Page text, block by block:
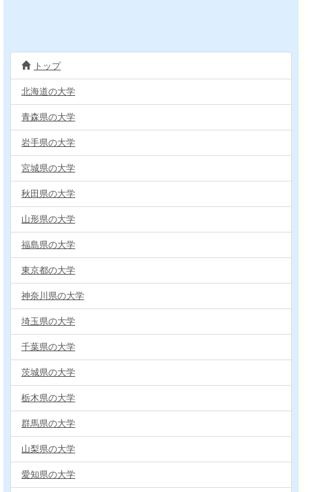
トップ
北海道の大学
青森県の大学
岩手県の大学
宮城県の大学
秋田県の大学
山形県の大学
福島県の大学
東京都の大学
神奈川県の大学
埼玉県の大学
千葉県の大学
茨城県の大学
栃木県の大学
群馬県の大学
山梨県の大学
愛知県の大学